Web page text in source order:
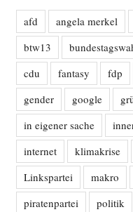
afd angela merkel
btw13
cdu
fantasy fdp
gender
google
in eigener sache
internet
klimakrise
Linkspartei
makro
piratenpartei
politik